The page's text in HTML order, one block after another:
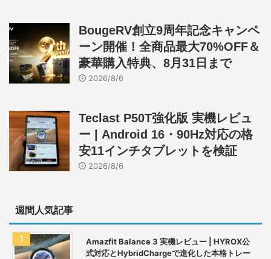
BougeRV創立9周年記念キャンペ
ーン開催！全商品最大70%OFF＆
豪華購入特典、8月31日まで
2026/8/6
Teclast P50T強化版 実機レビュ
ー | Android 16・90Hz対応の格
安11インチタブレットを検証
2026/8/6
週間人気記事
Amazfit Balance 3 実機レビュー | HYROX公
式対応とHybridChargeで進化した本格トレー